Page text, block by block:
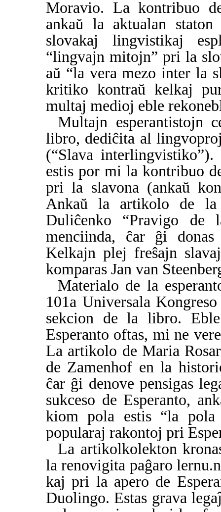
Moravio. La kontribuo
ankaŭ la aktualan
slovakaj lingvistikaj
“lingvajn mitojn” pri la
aŭ “la vera mezo inter la
kritiko kontraŭ kelkaj
multaj medioj eble
Multajn esperantistojn
libro, dediĉita al
(“Slava
estis por mi la kontribuo
pri la slavona (ankaŭ
Ankaŭ la artikolo de la
Duliĉenko “Pravigo de
menciinda, ĉar ĝi
Kelkajn plej freŝajn
komparas Jan van
Materialo de la
101a Universala
sekcion de la libro.
Esperanto oftas, mi ne
La artikolo de Maria
de Zamenhof en la
ĉar ĝi denove pensigas
sukceso de Esperanto,
kiom pola estis “la
popularaj rakontoj pri
La artikolkolekton
la renovigita paĝaro
kaj pri la apero de
Duolingo. Estas grava